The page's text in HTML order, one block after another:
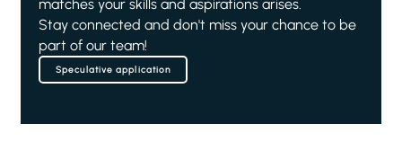
matches your skills and aspirations arises.
Stay connected and don't miss your chance to be
part of our team!
Speculative application